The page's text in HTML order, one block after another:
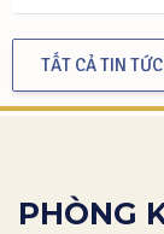
TẤT CẢ TIN TỨC
PHÒNG